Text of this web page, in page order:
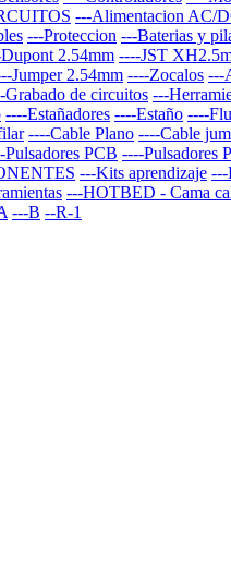
---Alimentacion AC/
---Proteccion ---Baterias y
2.54mm ----JST
Jumper 2.54mm ----Zocalos ---
Grabado de circuitos ---
----Estañadores ----Estaño ----
----Cable Plano ----Cable
Pulsadores PCB ----Pulsadores
---Kits aprendizaje
---HOTBED - Cama
---B --R-1